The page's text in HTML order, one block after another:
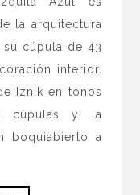
la arquitectura
su cúpula de 43
interior.
Iznik en tonos
cúpulas y la
boquiabierto a